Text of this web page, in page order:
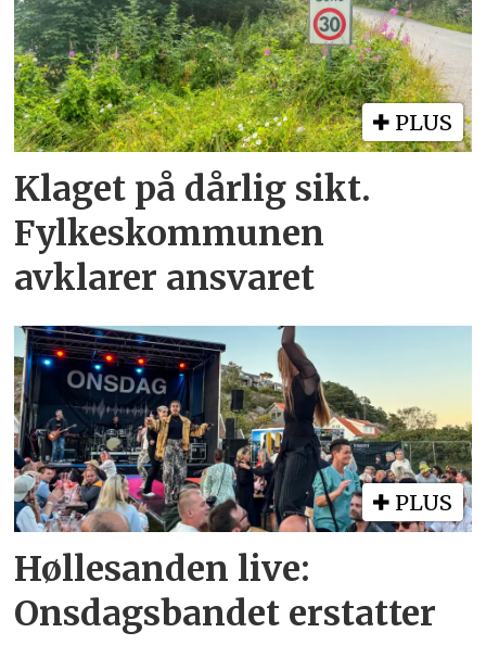
PLUS
Klaget på dårlig sikt.
Fylkeskommunen
avklarer ansvaret
PLUS
Høllesanden live:
Onsdagsbandet erstatter